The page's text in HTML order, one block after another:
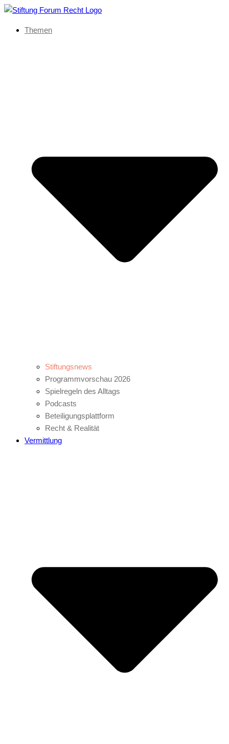
Themen
Stiftungsnews
Programmvorschau 2026
Spielregeln des Alltags
Podcasts
Beteiligungsplattform
Recht & Realität
Vermittlung